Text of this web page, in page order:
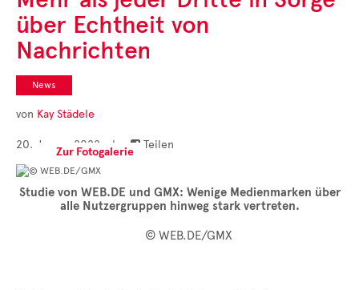
Cases
• Themen-Serien
• Kurzinterviews
über Echtheit von
Nachrichten
News
von Kay Städele
20. Januar 2022 |  Teilen
Zur Fotogalerie
Studie von WEB.DE und GMX: Wenige Medienmarken über
alle Nutzergruppen hinweg stark vertreten.
© WEB.DE/GMX